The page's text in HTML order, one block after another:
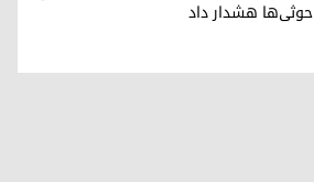
حوثی‌ها هشدار داد